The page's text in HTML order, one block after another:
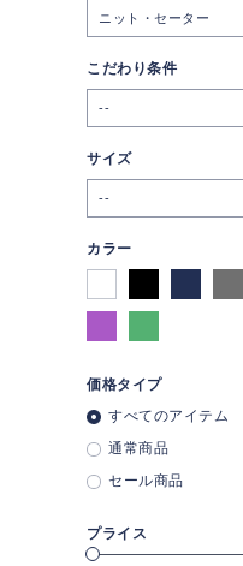
10
ニット・セーター
こだわり条件
--
サイズ
--
カラー
価格タイプ
すべてのアイテム
通常商品
セール商品
プライス